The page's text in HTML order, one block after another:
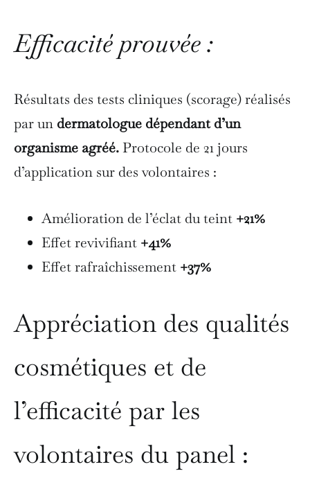
Efficacité prouvée :
Résultats des tests cliniques (scorage) réalisés
par un dermatologue dépendant d’un
organisme agréé. Protocole de 21 jours
d’application sur des volontaires :
Amélioration de l’éclat du teint +21%
Effet revivifiant +41%
Effet rafraîchissement +37%
Appréciation des qualités
cosmétiques et de
l’efficacité par les
volontaires du panel :